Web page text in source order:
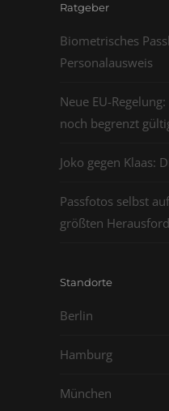
Ratgeber
Biometrisches
Personalausweis
Neue EU-
noch begrenzt
Joko gegen Klaas:
Passfotos selbst
größten
Standorte
Berlin
Hamburg
München